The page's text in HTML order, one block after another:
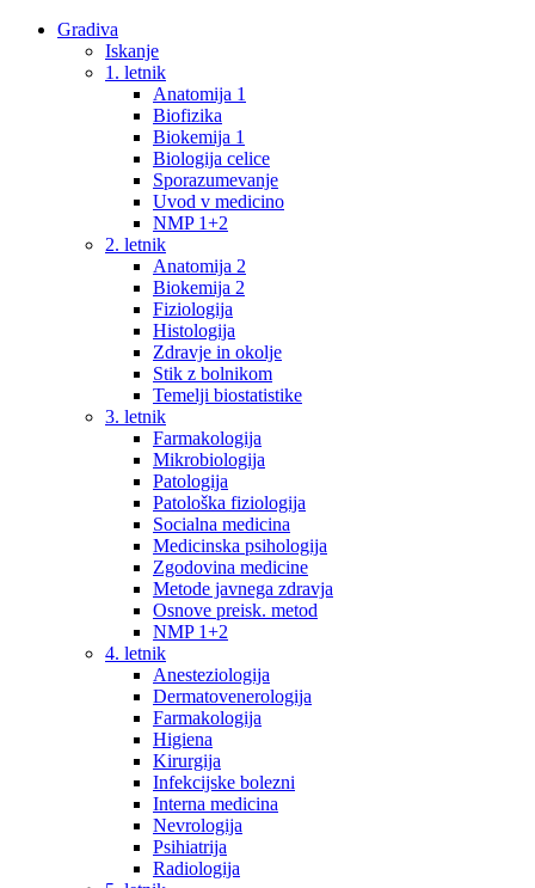
Gradiva
Iskanje
1. letnik
Anatomija 1
Biofizika
Biokemija 1
Biologija celice
Sporazumevanje
Uvod v medicino
NMP 1+2
2. letnik
Anatomija 2
Biokemija 2
Fiziologija
Histologija
Zdravje in okolje
Stik z bolnikom
Temelji biostatistike
3. letnik
Farmakologija
Mikrobiologija
Patologija
Patološka fiziologija
Socialna medicina
Medicinska psihologija
Zgodovina medicine
Metode javnega zdravja
Osnove preisk. metod
NMP 1+2
4. letnik
Anesteziologija
Dermatovenerologija
Farmakologija
Higiena
Kirurgija
Infekcijske bolezni
Interna medicina
Nevrologija
Psihiatrija
Radiologija